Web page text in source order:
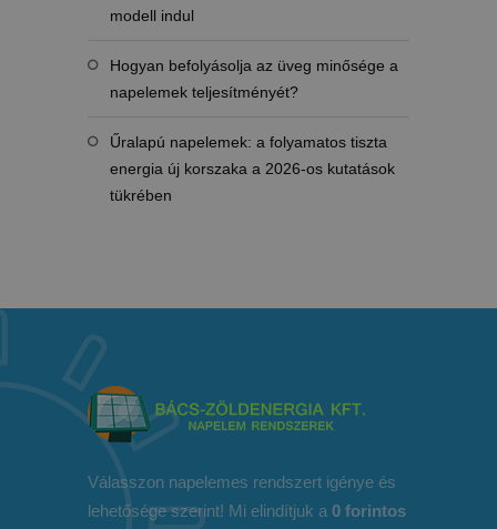
modell indul
Hogyan befolyásolja az üveg minősége a
napelemek teljesítményét?
Űralapú napelemek: a folyamatos tiszta
energia új korszaka a 2026-os kutatások
tükrében
Válasszon napelemes rendszert igénye és
lehetősége szerint! Mi elindítjuk a 0 forintos